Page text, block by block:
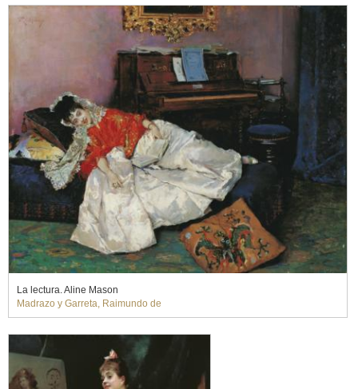
La lectura. Aline Mason
Madrazo y Garreta, Raimundo de